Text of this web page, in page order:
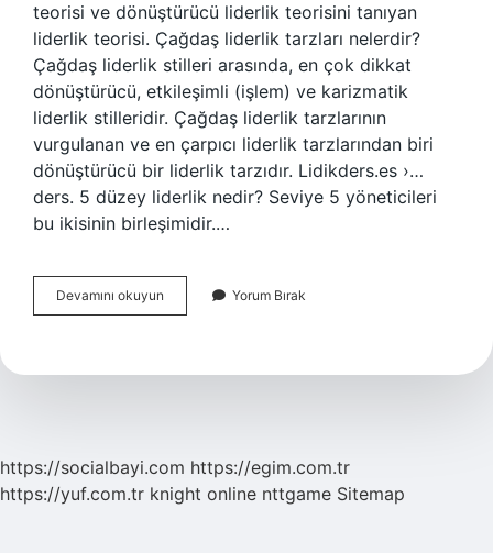
teorisi ve dönüştürücü liderlik teorisini tanıyan
liderlik teorisi. Çağdaş liderlik tarzları nelerdir?
Çağdaş liderlik stilleri arasında, en çok dikkat
dönüştürücü, etkileşimli (işlem) ve karizmatik
liderlik stilleridir. Çağdaş liderlik tarzlarının
vurgulanan ve en çarpıcı liderlik tarzlarından biri
dönüştürücü bir liderlik tarzıdır. Lidikders.es ›…
ders. 5 düzey liderlik nedir? Seviye 5 yöneticileri
bu ikisinin birleşimidir.…
Devamını okuyun
Liderlik
Yorum Bırak
https://socialbayi.com https://egim.com.tr
https://yuf.com.tr knight online nttgame Sitemap